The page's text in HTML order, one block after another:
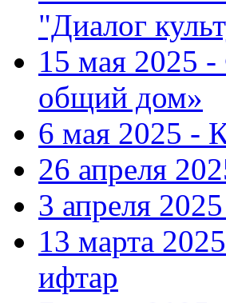
"Диалог
15 мая 2025
общий дом»
6 мая 2025 -
26 апреля
3 апреля
13 марта
ифтар